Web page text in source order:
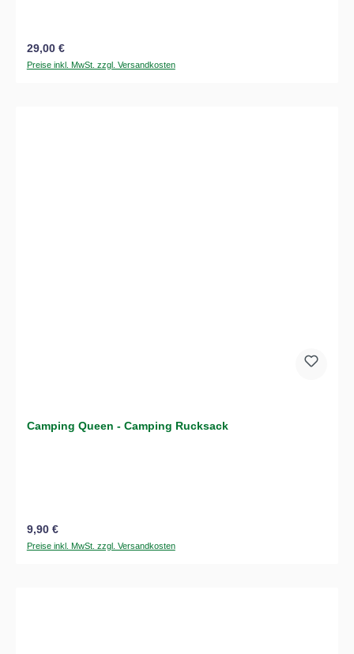
Regulärer Preis:
29,00 €
Preise inkl. MwSt. zzgl. Versandkosten
Camping Queen - Camping Rucksack
Regulärer Preis:
9,90 €
Preise inkl. MwSt. zzgl. Versandkosten